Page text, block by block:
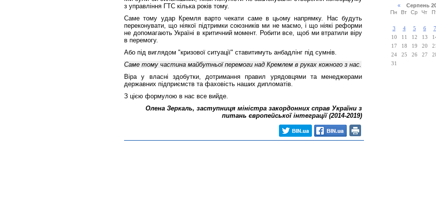
з управління ГТС кілька років тому.
Саме тому удар Кремля варто чекати саме в цьому напрямку. Нас будуть
переконувати, що ніякої підтримки союзників ми не маємо, і що ніякі реформи
не допомагають Україні в критичний момент. Робити все, щоб ми втратили віру
в перемогу.
Або під виглядом "кризової ситуації" ставитимуть анбадлінг під сумнів.
Саме тому частина майбутньої перемоги над Кремлем в руках кожного з нас.
Віра у власні здобутки, дотримання правил урядовцями та менеджерами
державних підприємств та фаховість наших дипломатів.
З цією формулою в нас все вийде.
Олена Зеркаль, заступниця міністра закордонних справ України з
питань європейської інтеграції (2014-2019)
«Серпень
Пн
Вт Ср Чт
3
4 5 6 7
10
11 12 13
17
18 19 20 21
24
25 26 27
31